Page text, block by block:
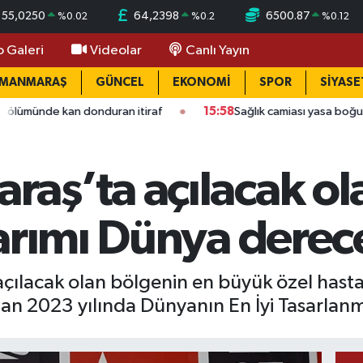
55,0250 %0.02 64,2398 %0.2 6500.87 %0.12
Galeri Videolar Canlı Yayın
GÜNCEL EKONOMİ SPOR
donduran itiraf 15:58Sağlık camiası yasa boğuldu:
açılacak
Dünya
olan bölgenin en büyük özel
2023 yılında Dünyanın En İyi